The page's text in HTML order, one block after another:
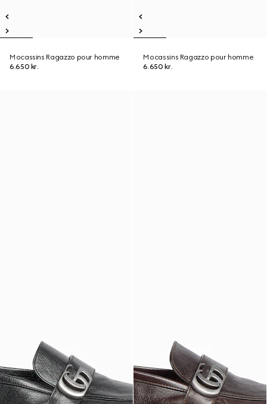
Mocassins Ragazzo pour homme
6.650 kr.
Mocassins Ragazzo pour homme
6.650 kr.